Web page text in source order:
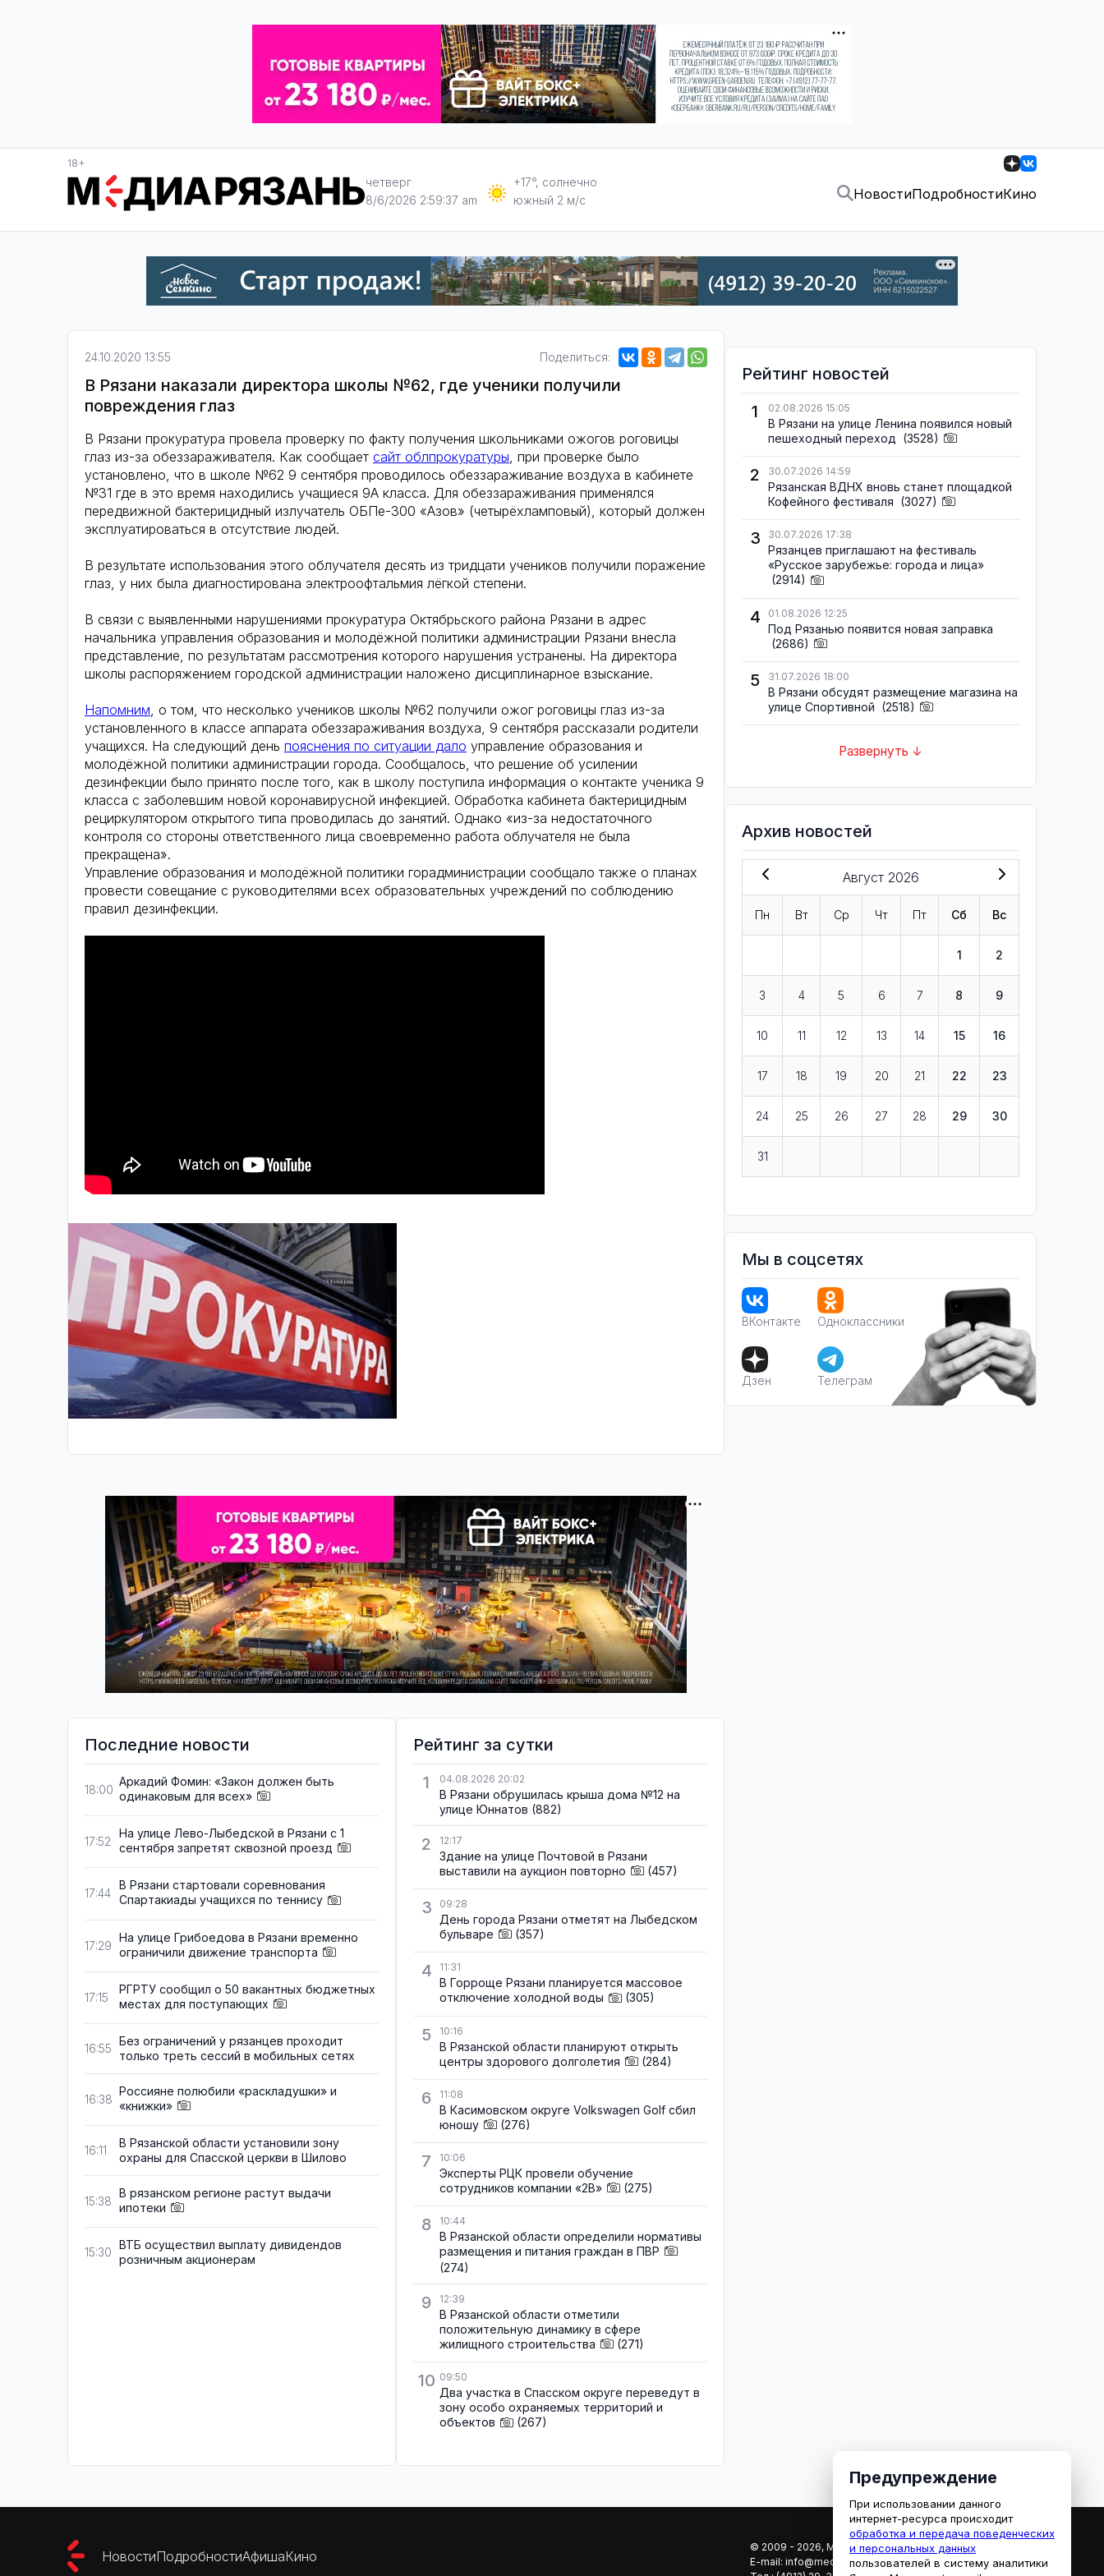
18+
четверг
8/6/2026 2:59:38 am
+17°, солнечно
южный 2 м/с
НовостиПодробностиКино
24.10.2020 13:55 Поделиться:
В Рязани наказали директора школы №62, где ученики получили
повреждения глаз
В Рязани прокуратура провела проверку по факту получения школьниками ожогов роговицы
глаз из-за обеззараживателя. Как сообщает сайт облпрокуратуры, при проверке было
установлено, что в школе №62 9 сентября проводилось обеззараживание воздуха в кабинете
№31 где в это время находились учащиеся 9А класса. Для обеззараживания применялся
передвижной бактерицидный излучатель ОБПе-300 «Азов» (четырёхламповый), который должен
эксплуатироваться в отсутствие людей.
В результате использования этого облучателя десять из тридцати учеников получили поражение
глаз, у них была диагностирована электроофтальмия лёгкой степени.
В связи с выявленными нарушениями прокуратура Октябрьского района Рязани в адрес
начальника управления образования и молодёжной политики администрации Рязани внесла
представление, по результатам рассмотрения которого нарушения устранены. На директора
школы распоряжением городской администрации наложено дисциплинарное взыскание.
Напомним, о том, что несколько учеников школы №62 получили ожог роговицы глаз из-за
установленного в классе аппарата обеззараживания воздуха, 9 сентября рассказали родители
учащихся. На следующий день пояснения по ситуации дало управление образования и
молодёжной политики администрации города. Сообщалось, что решение об усилении
дезинфекции было принято после того, как в школу поступила информация о контакте ученика 9
класса с заболевшим новой коронавирусной инфекцией. Обработка кабинета бактерицидным
рециркулятором открытого типа проводилась до занятий. Однако «из-за недостаточного
контроля со стороны ответственного лица своевременно работа облучателя не была
прекращена».
Управление образования и молодёжной политики горадминистрации сообщало также о планах
провести совещание с руководителями всех образовательных учреждений по соблюдению
правил дезинфекции.
Последние новости
18:00
Аркадий Фомин: «Закон должен быть
одинаковым для всех»
17:52
На улице Лево-Лыбедской в Рязани с 1
сентября запретят сквозной проезд
17:44
В Рязани стартовали соревнования
Спартакиады учащихся по теннису
17:29
На улице Грибоедова в Рязани временно
ограничили движение транспорта
17:15
РГРТУ сообщил о 50 вакантных бюджетных
местах для поступающих
16:55
Без ограничений у рязанцев проходит
только треть сессий в мобильных сетях
16:38
Россияне полюбили «раскладушки» и
«книжки»
16:11
В Рязанской области установили зону
охраны для Спасской церкви в Шилово
15:38
В рязанском регионе растут выдачи
ипотеки
15:30
ВТБ осуществил выплату дивидендов
розничным акционерам
Рейтинг за сутки
1
04.08.2026 20:02
В Рязани обрушилась крыша дома №12 на
улице Юннатов (882)
2 12:17
Здание на улице Почтовой в Рязани
выставили на аукцион повторно
(457)
3 09:28
День города Рязани отметят на Лыбедском
бульваре
(357)
4 11:31
В Горроще Рязани планируется массовое
отключение холодной воды
(305)
5 10:16
В Рязанской области планируют открыть
центры здорового долголетия
(284)
6 11:08
В Касимовском округе Volkswagen Golf сбил
юношу
(276)
7 10:06
Эксперты РЦК провели обучение
сотрудников компании «2В»
(275)
8 10:44
В Рязанской области определили нормативы
размещения и питания граждан в ПВР
(274)
9 12:39
В Рязанской области отметили
положительную динамику в сфере
жилищного строительства
(271)
10 09:50
Два участка в Спасском округе переведут в
зону особо охраняемых территорий и
объектов
(267)
Рейтинг новостей
1
02.08.2026 15:05
В Рязани на улице Ленина появился новый
пешеходный переход (3528)
2 30.07.2026 14:59
Рязанская ВДНХ вновь станет площадкой
Кофейного фестиваля (3027)
3 30.07.2026 17:38
Рязанцев приглашают на фестиваль
«Русское зарубежье: города и лица»
(2914)
4 01.08.2026 12:25
Под Рязанью появится новая заправка
(2686)
5 31.07.2026 18:00
В Рязани обсудят размещение магазина на
улице Спортивной (2518)
Развернуть ↓
Архив новостей
Август 2026
Пн Вт Ср Чт Пт Сб Вс
1 2
3 4 5 6 7 8 9
10 11 12 13 14 15 16
17 18 19 20 21 22 23
24 25 26 27 28 29 30
31
Мы в соцсетях
ВКонтакте Одноклассники
Дзен Телеграм
НовостиПодробностиАфишаКино
© 2009 - 2026, МЕДИАРЯЗАНЬ
E-mail: info@mediaryazan.ru, reklama@mediaryazan.ru
Предупреждение
При использовании данного
интернет-ресурса происходит
обработка и передача поведенческих
и персональных данных
пользователей в систему аналитики